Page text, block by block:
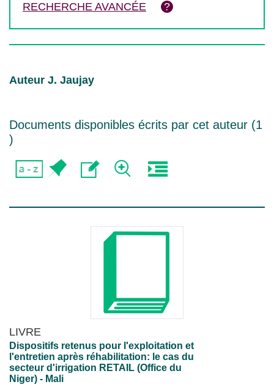
RECHERCHE AVANCÉE
Auteur J. Jaujay
Documents disponibles écrits par cet auteur (1
)
LIVRE
Dispositifs retenus pour l'exploitation et
l'entretien après réhabilitation: le cas du
secteur d'irrigation RETAIL (Office du
Niger) - Mali